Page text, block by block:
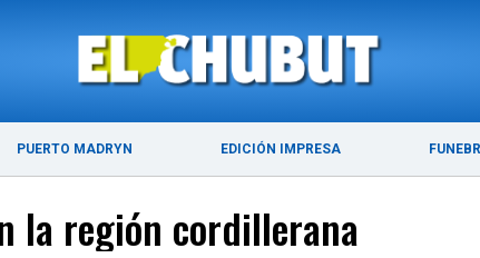
PUERTO MADRYN EDICIÓN IMPRESA
ÚLTIMAS NOTICIAS PUERTO MADRYN
la región cordillerana